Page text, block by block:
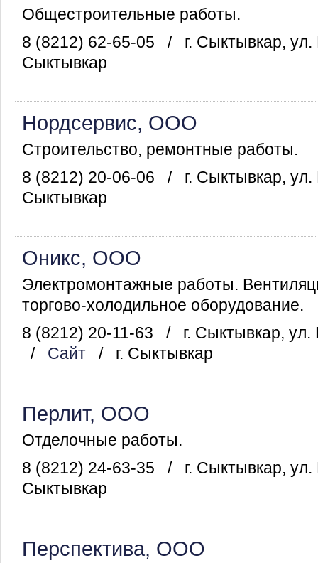
Общестроительные работы.
8 (8212) 62-65-05
/
г. Сыктывкар,
Сыктывкар
Нордсервис, ООО
Строительство, ремонтные работы.
8 (8212) 20-06-06
/
г. Сыктывкар, ул.
Сыктывкар
Оникс, ООО
Электромонтажные работы.
торгово-холодильное оборудование.
8 (8212) 20-11-63
/
г. Сыктывкар,
/
Сайт / г. Сыктывкар
Перлит, ООО
Отделочные работы.
8 (8212) 24-63-35
/
г. Сыктывкар, ул.
Сыктывкар
Перспектива, ООО